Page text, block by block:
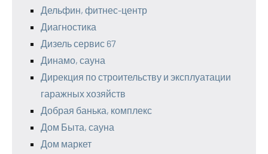
Дельфин, фитнес-центр
Диагностика
Дизель сервис 67
Динамо, сауна
Дирекция по строительству и эксплуатации
гаражных хозяйств
Добрая банька, комплекс
Дом Быта, сауна
Дом маркет